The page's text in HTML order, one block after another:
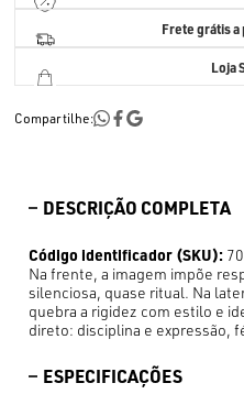
Frete grátis a
Loja
Compartilhe:
DESCRIÇÃO COMPLETA
Código identificador (SKU):
Na frente, a imagem impõe
silenciosa, quase ritual. Na
quebra a rigidez com estilo e
direto: disciplina e expressão,
ESPECIFICAÇÕES